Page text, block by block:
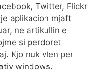
Twitter, Flickr
aplikacion mjaft
ne artikullin e
si perdoret
Kjo nuk vlen per
windows.